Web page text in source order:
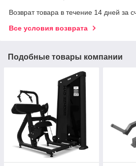
Возврат товара в течение 14 дней за
Все условия возврата
Подобные товары компании